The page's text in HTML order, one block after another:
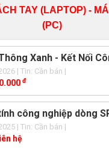
TAY (LAPTOP) -
(PC)
Xanh - Kết Nối
| Tin: Cần bán |
đ
công nghiệp dòng
| Tin: Cần bán |
hệ